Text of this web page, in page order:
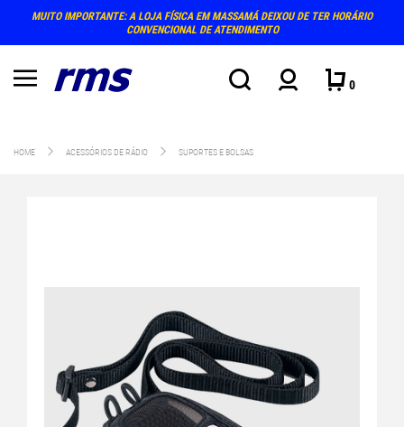
MUITO IMPORTANTE: A LOJA FÍSICA EM MASSAMÁ DEIXOU DE TER HORÁRIO
CONVENCIONAL DE ATENDIMENTO
0
HOME ACESSÓRIOS DE RÁDIO SUPORTES E BOLSAS